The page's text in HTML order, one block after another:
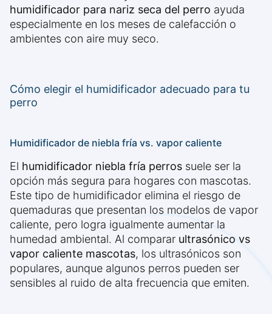
humidificador para nariz seca del perro ayuda
especialmente en los meses de calefacción o
ambientes con aire muy seco.
Cómo elegir el humidificador adecuado para tu
perro
Humidificador de niebla fría vs. vapor caliente
El humidificador niebla fría perros suele ser la
opción más segura para hogares con mascotas.
Este tipo de humidificador elimina el riesgo de
quemaduras que presentan los modelos de vapor
caliente, pero logra igualmente aumentar la
humedad ambiental. Al comparar ultrasónico vs
vapor caliente mascotas, los ultrasónicos son
populares, aunque algunos perros pueden ser
sensibles al ruido de alta frecuencia que emiten.